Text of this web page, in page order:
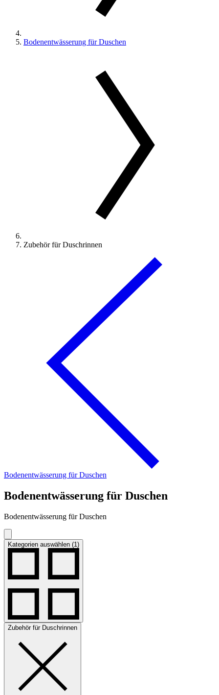
Bodenentwässerung für Duschen
Zubehör für Duschrinnen
Bodenentwässerung für Duschen
Bodenentwässerung für Duschen
Bodenentwässerung für Duschen
Kategorien auswählen (1)
Zubehör für Duschrinnen